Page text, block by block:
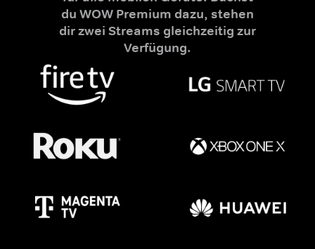
du WOW Premium dazu, stehen
dir zwei Streams gleichzeitig zur
Verfügung.